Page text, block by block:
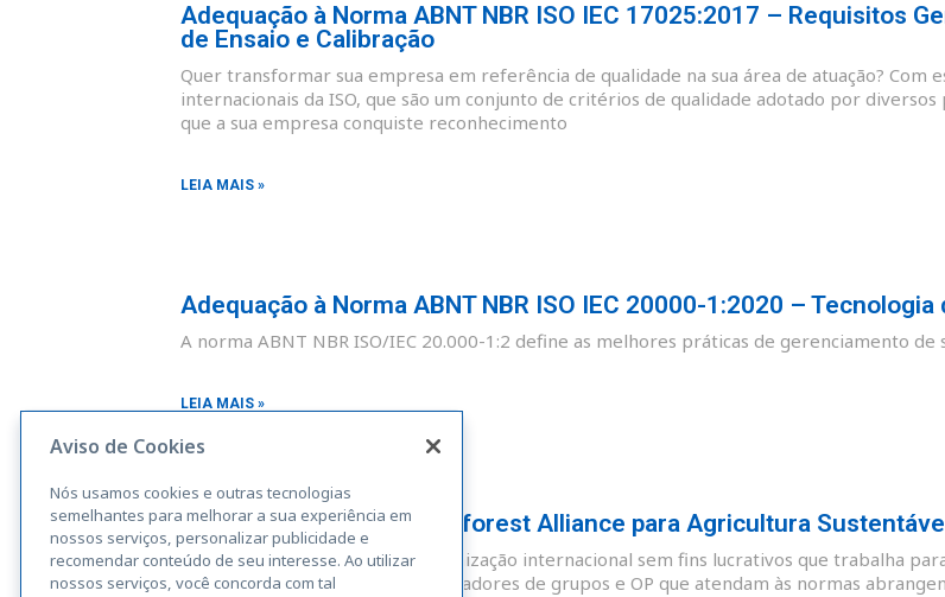
Adequação à Norma ABNT NBR ISO IEC 17025:2017 – Requisitos
de Ensaio e Calibração
Quer transformar sua empresa em referência de qualidade na sua área de atuação? Com
internacionais da ISO, que são um conjunto de critérios de qualidade adotado por diversos
que a sua empresa conquiste reconhecimento
LEIA MAIS »
Adequação à Norma ABNT NBR ISO IEC 20000-1:2020 –
A norma ABNT NBR ISO/IEC 20.000-1:2 define as melhores práticas de gerenciamento de
LEIA MAIS »
Adequação à Norma Rainforest Alliance para Agricultura
A Rainforest Alliance é uma organização internacional sem fins lucrativos que trabalha
sustentáveis. Fazendas, administradores de grupos e OP que atendam às normas
Aviso de Cookies
Nós usamos cookies e outras tecnologias
semelhantes para melhorar a sua experiência em
nossos serviços, personalizar publicidade e
recomendar conteúdo de seu interesse. Ao utilizar
nossos serviços, você concorda com tal